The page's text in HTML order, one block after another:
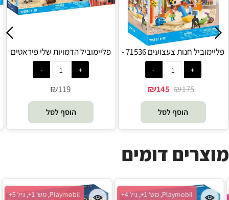
פליימוביל הדמויות שלי פיראטים
71533 - Playmobil
₪119
הוסף לסל
פליימוביל חנות צעצועים 71536 -
Playmobil
₪175
₪145
הוסף לסל
מוצרים דומים
Playmobil, מש' 1+, גיל 4+ Playmobil, מש' 1+, גיל 4+